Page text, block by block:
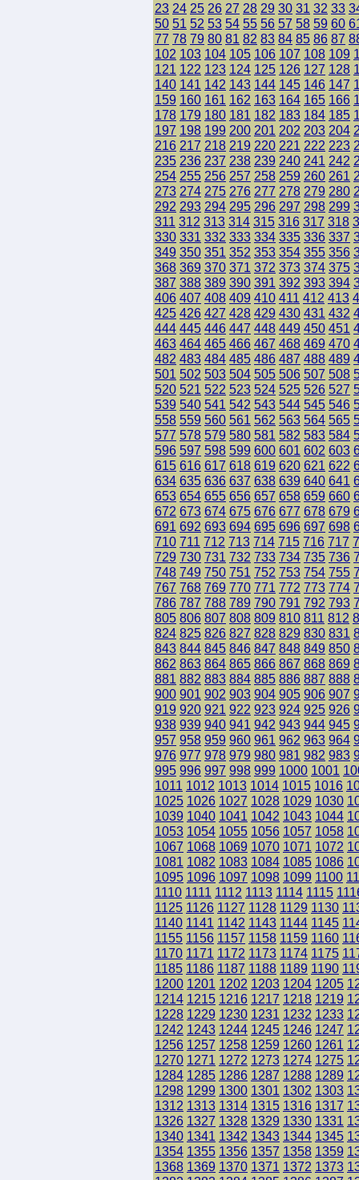
23 24 25 26 27 28 29 30 31 32 33
50 51 52 53 54 55 56 57 58 59 60
77 78 79 80 81 82 83 84 85 86 87
102 103 104 105 106 107 108 109
121 122 123 124 125 126 127 128
140 141 142 143 144 145 146 147
159 160 161 162 163 164 165 166
178 179 180 181 182 183 184 185
197 198 199 200 201 202 203 204
216 217 218 219 220 221 222 223
235 236 237 238 239 240 241 242
254 255 256 257 258 259 260 261
273 274 275 276 277 278 279 280
292 293 294 295 296 297 298 299
311 312 313 314 315 316 317 318
330 331 332 333 334 335 336 337
349 350 351 352 353 354 355 356
368 369 370 371 372 373 374 375
387 388 389 390 391 392 393 394
406 407 408 409 410 411 412 413
425 426 427 428 429 430 431 432
444 445 446 447 448 449 450 451
463 464 465 466 467 468 469 470
482 483 484 485 486 487 488 489
501 502 503 504 505 506 507 508
520 521 522 523 524 525 526 527
539 540 541 542 543 544 545 546
558 559 560 561 562 563 564 565
577 578 579 580 581 582 583 584
596 597 598 599 600 601 602 603
615 616 617 618 619 620 621 622
634 635 636 637 638 639 640 641
653 654 655 656 657 658 659 660
672 673 674 675 676 677 678 679
691 692 693 694 695 696 697 698
710 711 712 713 714 715 716 717
729 730 731 732 733 734 735 736
748 749 750 751 752 753 754 755
767 768 769 770 771 772 773 774
786 787 788 789 790 791 792 793
805 806 807 808 809 810 811 812
824 825 826 827 828 829 830 831
843 844 845 846 847 848 849 850
862 863 864 865 866 867 868 869
881 882 883 884 885 886 887 888
900 901 902 903 904 905 906 907
919 920 921 922 923 924 925 926
938 939 940 941 942 943 944 945
957 958 959 960 961 962 963 964
976 977 978 979 980 981 982 983
995 996 997 998 999 1000 1001
1011 1012 1013 1014 1015 1016
1025 1026 1027 1028 1029 1030
1039 1040 1041 1042 1043 1044
1053 1054 1055 1056 1057 1058
1067 1068 1069 1070 1071 1072
1081 1082 1083 1084 1085 1086
1095 1096 1097 1098 1099 1100
1110 1111 1112 1113 1114 1115
1125 1126 1127 1128 1129 1130
1140 1141 1142 1143 1144 1145
1155 1156 1157 1158 1159 1160
1170 1171 1172 1173 1174 1175
1185 1186 1187 1188 1189 1190
1200 1201 1202 1203 1204 1205
1214 1215 1216 1217 1218 1219
1228 1229 1230 1231 1232 1233
1242 1243 1244 1245 1246 1247
1256 1257 1258 1259 1260 1261
1270 1271 1272 1273 1274 1275
1284 1285 1286 1287 1288 1289
1298 1299 1300 1301 1302 1303
1312 1313 1314 1315 1316 1317
1326 1327 1328 1329 1330 1331
1340 1341 1342 1343 1344 1345
1354 1355 1356 1357 1358 1359
1368 1369 1370 1371 1372 1373